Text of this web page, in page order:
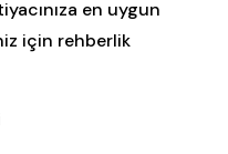
en uygun
için rehberlik